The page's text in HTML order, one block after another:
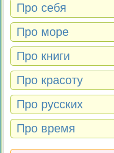
Про себя
Про море
Про книги
Про красоту
Про русских
Про время